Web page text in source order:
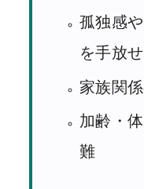
孤独感
を手放
家族関
加齢・
難